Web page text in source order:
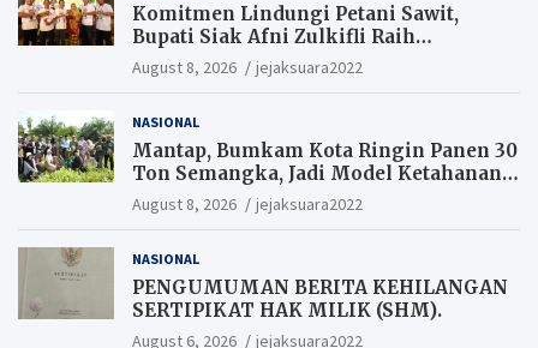
Komitmen Lindungi Petani Sawit,
Bupati Siak Afni Zulkifli Raih
Penghargaan SIEXPO 2026
August 8, 2026 jejaksuara2022
NASIONAL
Mantap, Bumkam Kota Ringin Panen 30
Ton Semangka, Jadi Model Ketahanan
Pangan Siak.
August 8, 2026 jejaksuara2022
NASIONAL
PENGUMUMAN BERITA KEHILANGAN
SERTIPIKAT HAK MILIK (SHM).
August 6, 2026 jejaksuara2022